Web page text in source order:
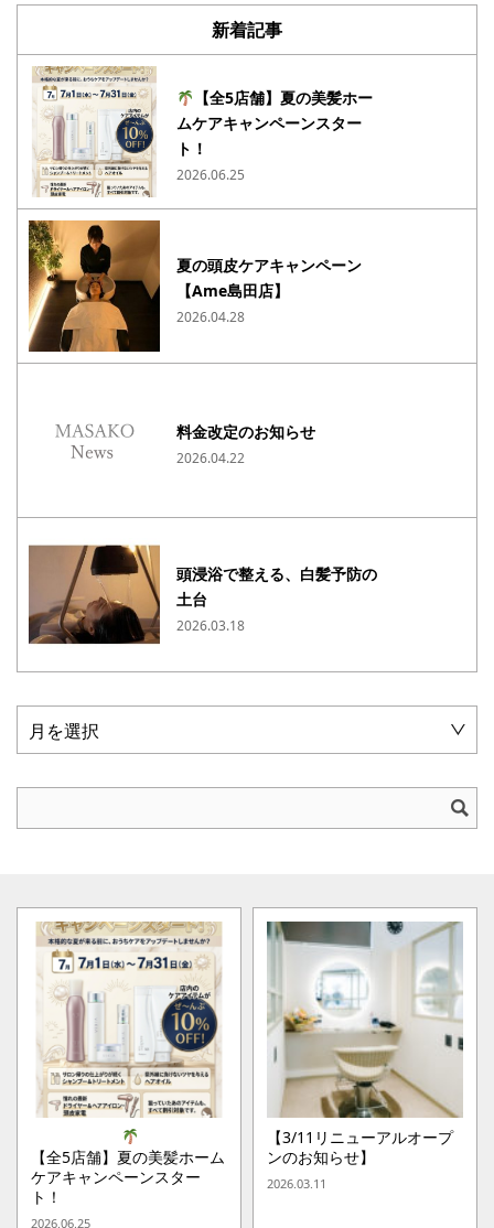
新着記事
【全5店舗】夏の美髪ホー
ムケアキャンペーンスター
ト！
2026.06.25
夏の頭皮ケアキャンペーン
【Ame島田店】
2026.04.28
料金改定のお知らせ
2026.04.22
頭浸浴で整える、白髪予防の
土台
2026.03.18
月を選択
【全5店舗】夏の美髪ホーム
ケアキャンペーンスター
ト！
2026.06.25
【3/11リニューアルオープ
ンのお知らせ】
2026.03.11